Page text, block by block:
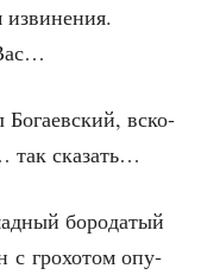
вско­
сказать…
боро­да­тый
с гро­хо­том опу­